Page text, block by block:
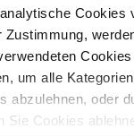
um alle
abzulehnen, oder
Cookies